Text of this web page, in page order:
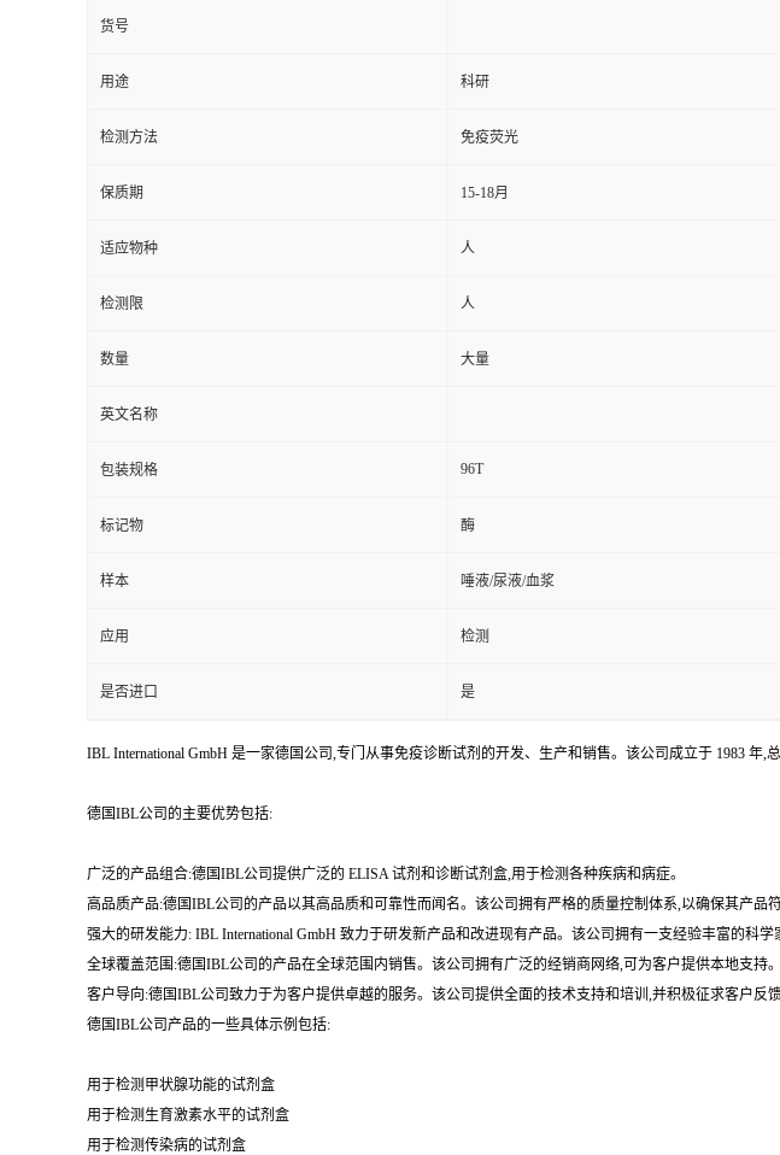
货号
用途 科研
检测方法 免疫荧光
保质期 15-18月
适应物种 人
检测限 人
数量 大量
英文名称
包装规格 96T
标记物 酶
样本 唾液/尿液/血浆
应用 检测
是否进口 是
IBL International GmbH 是一家德国公司,专门从事免疫诊断试剂的开发、生产和销售。该公司成立于 1983 年
德国IBL公司的主要优势包括:
广泛的产品组合:德国IBL公司提供广泛的 ELISA 试剂和诊断试剂盒,用于检测各种疾病和病症。
高品质产品:德国IBL公司的产品以其高品质和可靠性而闻名。该公司拥有严格的质量控制体系,以确保其产品符
强大的研发能力: IBL International GmbH 致力于研发新产品和改进现有产品。该公司拥有一支经验丰富的科
全球覆盖范围:德国IBL公司的产品在全球范围内销售。该公司拥有广泛的经销商网络,可为客户提供本地支持。
客户导向:德国IBL公司致力于为客户提供卓越的服务。该公司提供全面的技术支持和培训,并积极征求客户反馈
德国IBL公司产品的一些具体示例包括:
用于检测甲状腺功能的试剂盒
用于检测生育激素水平的试剂盒
用于检测传染病的试剂盒